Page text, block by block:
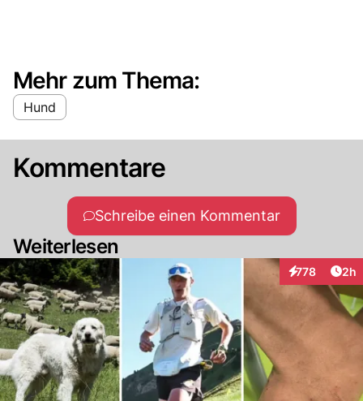
Mehr zum Thema:
Hund
Kommentare
Schreibe einen Kommentar
Weiterlesen
778
Interaktionen
2h